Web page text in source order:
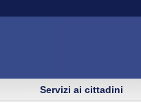
Servizi ai cittadini